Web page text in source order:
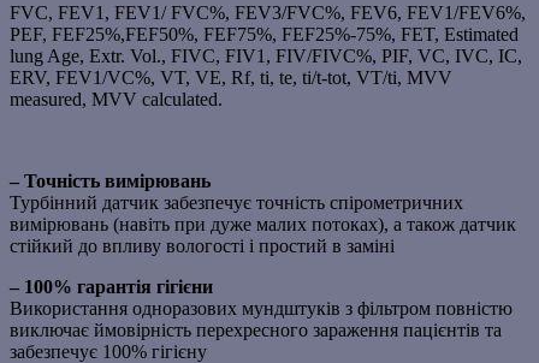
FVC, FEV1, FEV1/ FVC%, FEV3/FVC%, FEV6, FEV1/FEV6%,
PEF, FEF25%,FEF50%, FEF75%, FEF25%-75%, FET, Estimated
lung Age, Extr. Vol., FIVC, FIV1, FIV/FIVC%, PIF, VC, IVC, IC,
ERV, FEV1/VC%, VT, VE, Rf, ti, te, ti/t-tot, VT/ti, MVV
measured, MVV calculated.
– Точність вимірювань
Турбінний датчик забезпечує точність спірометричних
вимірювань (навіть при дуже малих потоках), а також датчик
стійкий до впливу вологості і простий в заміні
– 100% гарантія гігієни
Використання одноразових мундштуків з фільтром повністю
виключає ймовірність перехресного зараження пацієнтів та
забезпечує 100% гігієну